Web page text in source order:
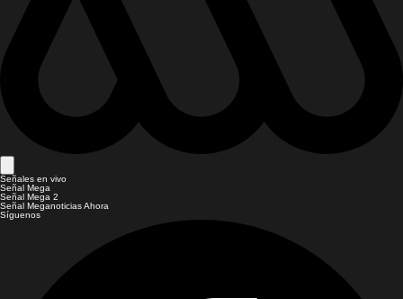
Señales en vivo
Señal Mega
Señal Mega 2
Señal Meganoticias Ahora
Síguenos